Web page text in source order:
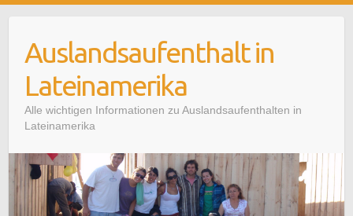
Auslandsaufenthalt in
Lateinamerika
Alle wichtigen Informationen zu Auslandsaufenthalten in
Lateinamerika